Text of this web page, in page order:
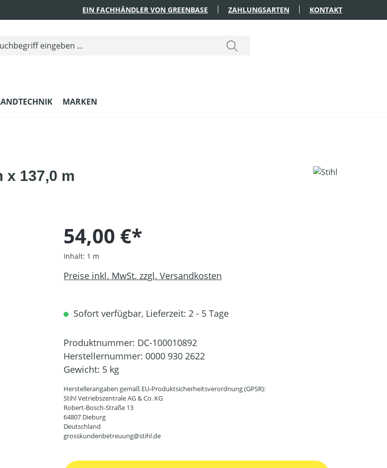
EIN FACHHÄNDLER VON GREENBASE ZAHLUNGSARTEN KONTAKT
MARKEN
x 137,0 m
54,00 €*
Inhalt: 1 m
Preise inkl. MwSt. zzgl. Versandkosten
Sofort verfügbar, Lieferzeit: 2 - 5 Tage
Produktnummer: DC-100010892
Herstellernummer: 0000 930 2622
Gewicht: 5 kg
Herstellerangaben gemäß EU-Produktsicherheitsverordnung (GPSR):
Stihl Vetriebszentrale AG & Co. KG
Robert-Bosch-Straße 13
64807 Dieburg
Deutschland
grosskundenbetreuung@stihl.de